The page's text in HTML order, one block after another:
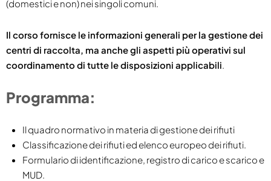
(domestici e non) nei singoli comuni.
Il corso fornisce le informazioni generali per la gestione dei
centri di raccolta, ma anche gli aspetti più operativi sul
coordinamento di tutte le disposizioni applicabili.
Programma:
Il quadro normativo in materia di gestione dei rifiuti
Classificazione dei rifiuti ed elenco europeo dei rifiuti.
Formulario di identificazione, registro di carico e scarico e
MUD.